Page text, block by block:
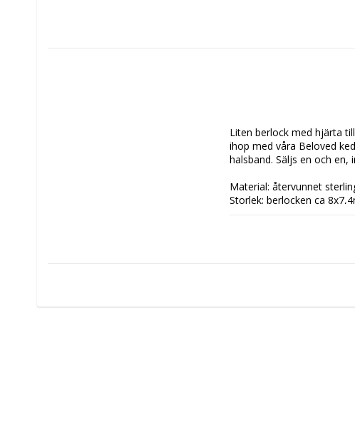
Liten berlock med hjärta
ihop med våra Beloved
halsband. Säljs en och en,
Material: återvunnet
Storlek; berlocken ca